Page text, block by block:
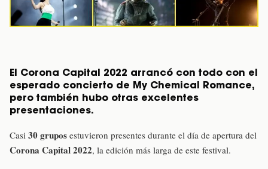
El Corona Capital 2022 arrancó con todo con el
esperado concierto de My Chemical Romance,
pero también hubo otras excelentes
presentaciones.
Casi 30 grupos estuvieron presentes durante el día de apertura del
Corona Capital 2022, la edición más larga de este festival.